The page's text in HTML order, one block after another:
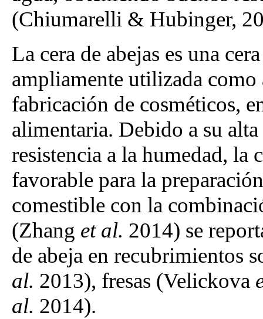
(Chiumarelli & Hubinger,
La cera de abejas es una
ampliamente utilizada
fabricación de cosméticos,
alimentaria. Debido a su
resistencia a la humedad, la
favorable para la
comestible con la
(Zhang et al. 2014) se
de abeja en recubrimientos
al. 2013), fresas (Velickova
al. 2014).